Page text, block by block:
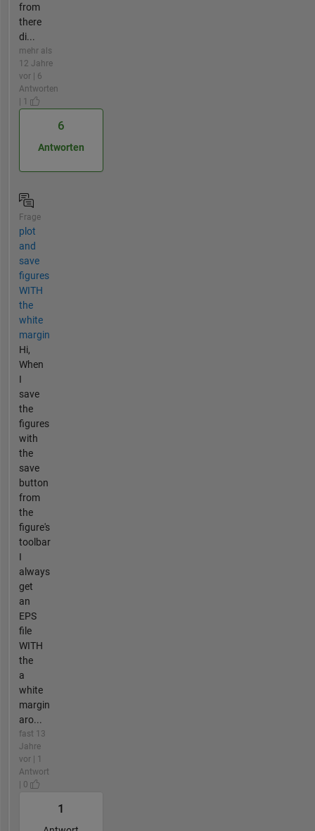
from
there
di...
mehr als
12 Jahre
vor | 6
Antworten
| 1
6
Antworten
Frage
plot
and
save
figures
WITH
the
white
margin
Hi,
When
I
save
the
figures
with
the
save
button
from
the
figure's
toolbar
I
always
get
an
EPS
file
WITH
the
a
white
margin
aro...
fast 13
Jahre
vor | 1
Antwort
| 0
1